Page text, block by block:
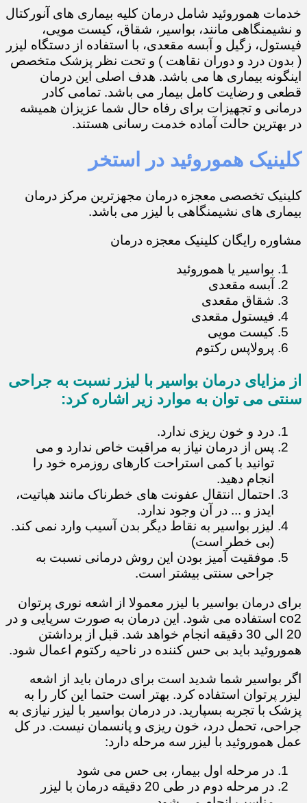
خدمات هموروئید شامل درمان کلیه بیماری های آنورکتال
و نشیمنگاهی مانند، بواسیر، شقاق، کیست مویی،
فیستول، زگیل و آبسه مقعدی، با استفاده از دستگاه لیزر
( بدون درد و دوران نقاهت ) و تحت نظر پزشک متخصص
اینگونه بیماری ها می باشد. هدف اصلی این درمان
قطعی و رضایت کامل بیمار می باشد. تمامی کادر
درمانی و تجهیزات برای رفاه حال شما عزیزان همیشه
در بهترین حالت آماده خدمت رسانی هستند.
کلینیک هموروئید در استخر
کلینیک تخصصی معجزه درمان مجهزترین مرکز درمان
بیماری های نشیمنگاهی با لیزر می باشد.
مشاوره رایگان کلینیک معجزه درمان
بواسیر یا هموروئید
آبسه مقعدی
شقاق مقعدی
فیستول مقعدی
کیست مویی
پرولاپس رکتوم
از مزایای درمان بواسیر با لیزر نسبت به جراحی
سنتی می توان به موارد زیر اشاره کرد:
درد و خون ریزی ندارد.
پس از درمان نیاز به مراقبت خاص ندارد و می
توانید با کمی استراحت کارهای روزمره خود را
انجام دهید.
احتمال انتقال عفونت های خطرناک مانند هپاتیت،
ایدز و ... در آن وجود ندارد.
لیزر بواسیر به نقاط دیگر بدن آسیب وارد نمی کند.
(بی خطر است)
موفقیت آمیز بودن این روش درمانی نسبت به
جراحی سنتی بیشتر است.
برای درمان بواسیر با لیزر معمولا از اشعه نوری پرتوان
co2 استفاده می شود. این درمان به صورت سرپایی و در
20 الی 30 دقیقه انجام خواهد شد. قبل از برداشتن
هموروئید باید بی حس کننده در ناحیه رکتوم اعمال شود.
اگر بواسیر شما شدید است برای درمان باید از اشعه
لیزر پرتوان استفاده کرد. بهتر است حتما این کار را به
پزشک با تجربه بسپارید. در درمان بواسیر با لیزر نیازی به
جراحی، تحمل درد، خون ریزی و پانسمان نیست. در کل
عمل هموروئید با لیزر سه مرحله دارد:
در مرحله اول بیمار، بی حس می شود
در مرحله دوم در طی 20 دقیقه درمان با لیزر